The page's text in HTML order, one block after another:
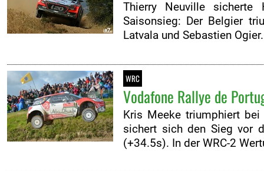
Thierry Neuville sicherte
Saisonsieg: Der Belgier
Latvala und Sebastien
WRC
Vodafone Rallye de
Kris Meeke triumphiert
sichert sich den Sieg vor
(+34.5s). In der WRC-2